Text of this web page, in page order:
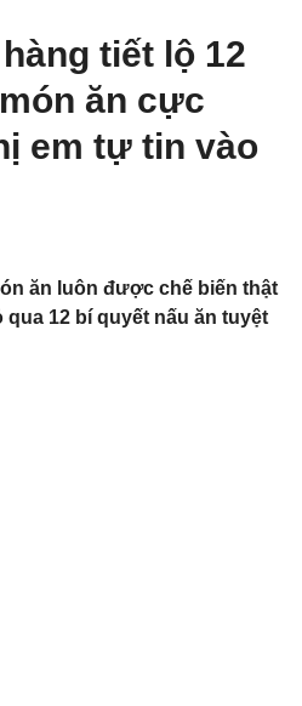
tiết lộ 12
ăn cực
em tự tin vào
ăn luôn được chế biến thật
12 bí quyết nấu ăn tuyệt